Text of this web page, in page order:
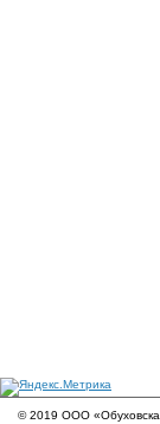
© 2019 ООО